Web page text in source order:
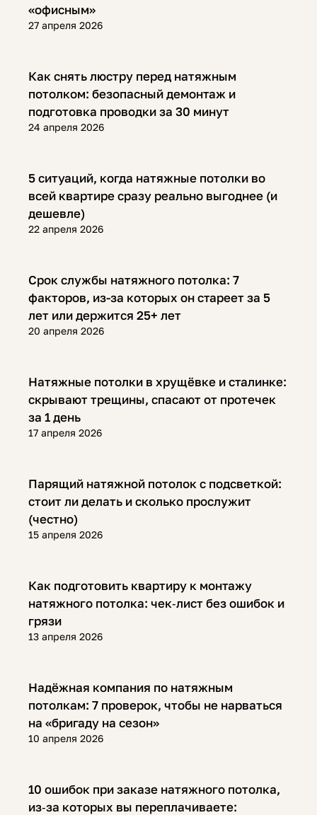
27 апреля 2026
«офисным»
Полезная информация
24 апреля 2026
Как снять люстру перед натяжным
потолком: безопасный демонтаж и
подготовка проводки за 30 минут
Полезная информация
22 апреля 2026
5 ситуаций, когда натяжные потолки во
всей квартире сразу реально выгоднее (и
дешевле)
Полезная информация
20 апреля 2026
Срок службы натяжного потолка: 7
факторов, из-за которых он стареет за 5
лет или держится 25+ лет
Полезная информация
17 апреля 2026
Натяжные потолки в хрущёвке и сталинке:
скрывают трещины, спасают от протечек
за 1 день
Полезная информация
15 апреля 2026
Парящий натяжной потолок с подсветкой:
стоит ли делать и сколько прослужит
(честно)
Полезная информация
13 апреля 2026
Как подготовить квартиру к монтажу
натяжного потолка: чек‑лист без ошибок и
грязи
Полезная информация
10 апреля 2026
Надёжная компания по натяжным
потолкам: 7 проверок, чтобы не нарваться
на «бригаду на сезон»
Полезная информация
10 ошибок при заказе натяжного потолка,
из‑за которых вы переплачиваете: